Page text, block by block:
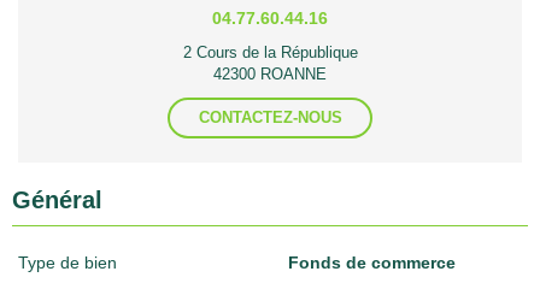
04.77.60.44.16
2 Cours de la République
42300 ROANNE
CONTACTEZ-NOUS
Général
Type de bien Fonds de commerce